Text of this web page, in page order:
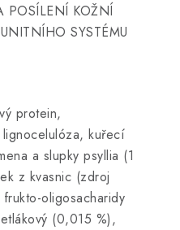
POSÍLENÍ KOŽNÍ
SYSTÉMU
protein,
kuřecí
a slupky psyllia (1
z kvasnic (zdroj
oligosacharidy
(0,015 %),